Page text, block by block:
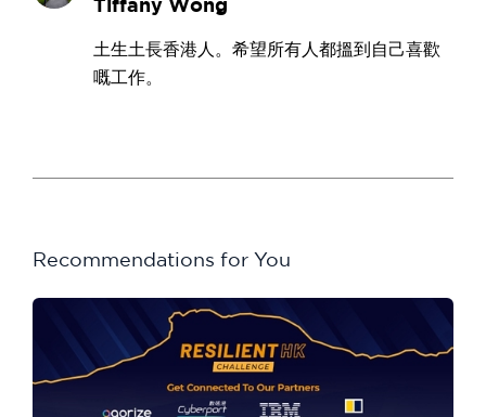
土生土長香港人。希望所有人都搵到自己喜歡
嘅工作。
Recommendations for You